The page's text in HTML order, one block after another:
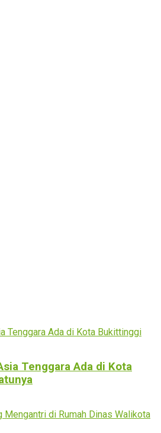
Tenggara Ada di Kota